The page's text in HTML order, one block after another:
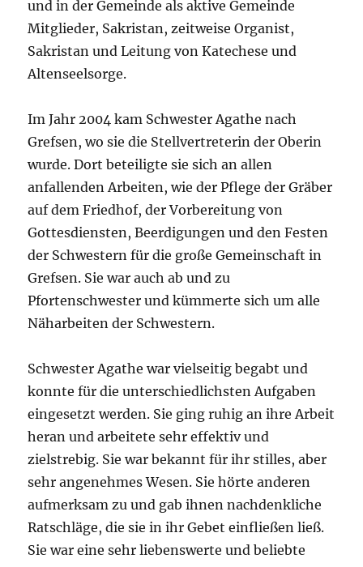
und in der Gemeinde als aktive Gemeinde
Mitglieder, Sakristan, zeitweise Organist,
Sakristan und Leitung von Katechese und
Altenseelsorge.
Im Jahr 2004 kam Schwester Agathe nach
Grefsen, wo sie die Stellvertreterin der Oberin
wurde. Dort beteiligte sie sich an allen
anfallenden Arbeiten, wie der Pflege der Gräber
auf dem Friedhof, der Vorbereitung von
Gottesdiensten, Beerdigungen und den Festen
der Schwestern für die große Gemeinschaft in
Grefsen. Sie war auch ab und zu
Pfortenschwester und kümmerte sich um alle
Näharbeiten der Schwestern.
Schwester Agathe war vielseitig begabt und
konnte für die unterschiedlichsten Aufgaben
eingesetzt werden. Sie ging ruhig an ihre Arbeit
heran und arbeitete sehr effektiv und
zielstrebig. Sie war bekannt für ihr stilles, aber
sehr angenehmes Wesen. Sie hörte anderen
aufmerksam zu und gab ihnen nachdenkliche
Ratschläge, die sie in ihr Gebet einfließen ließ.
Sie war eine sehr liebenswerte und beliebte